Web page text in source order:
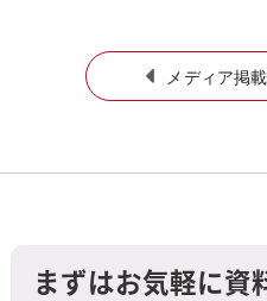
メディア掲
まずはお気軽に資